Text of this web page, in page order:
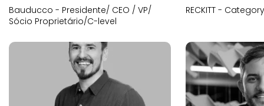
Bauducco - Presidente/ CEO / VP/
Sócio Proprietário/C-level
RECKITT -